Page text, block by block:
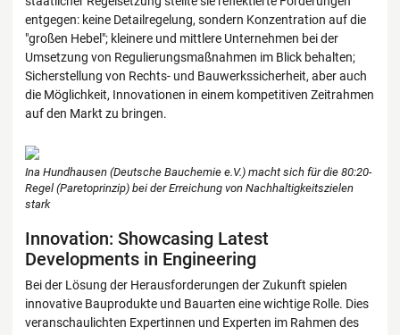
entgegen: keine Detailregelung, sondern Konzentration auf die
"großen Hebel"; kleinere und mittlere Unternehmen bei der
Umsetzung von Regulierungsmaßnahmen im Blick behalten;
Sicherstellung von Rechts- und Bauwerkssicherheit, aber auch
die Möglichkeit, Innovationen in einem kompetitiven Zeitrahmen
auf den Markt zu bringen.
Ina Hundhausen (Deutsche Bauchemie e.V.) macht sich für die 80:20-
Regel (Paretoprinzip) bei der Erreichung von Nachhaltigkeitszielen
stark
Innovation: Showcasing Latest
Developments in Engineering
Bei der Lösung der Herausforderungen der Zukunft spielen
innovative Bauprodukte und Bauarten eine wichtige Rolle. Dies
veranschaulichten Expertinnen und Experten im Rahmen des